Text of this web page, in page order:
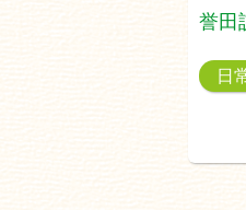
誉田
日